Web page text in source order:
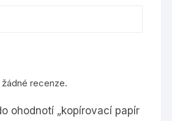
recenze.
ohodnotí „kopírovací papír